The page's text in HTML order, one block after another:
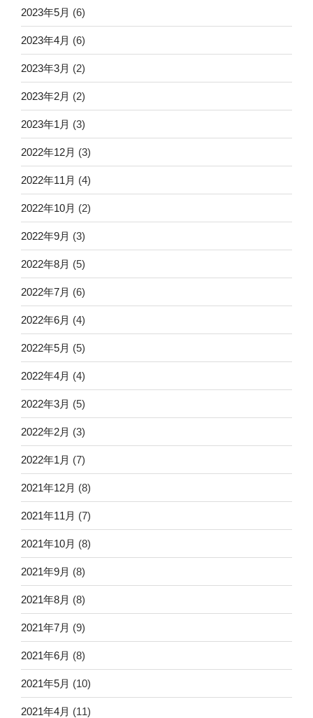
2023年5月 (6)
2023年4月 (6)
2023年3月 (2)
2023年2月 (2)
2023年1月 (3)
2022年12月 (3)
2022年11月 (4)
2022年10月 (2)
2022年9月 (3)
2022年8月 (5)
2022年7月 (6)
2022年6月 (4)
2022年5月 (5)
2022年4月 (4)
2022年3月 (5)
2022年2月 (3)
2022年1月 (7)
2021年12月 (8)
2021年11月 (7)
2021年10月 (8)
2021年9月 (8)
2021年8月 (8)
2021年7月 (9)
2021年6月 (8)
2021年5月 (10)
2021年4月 (11)